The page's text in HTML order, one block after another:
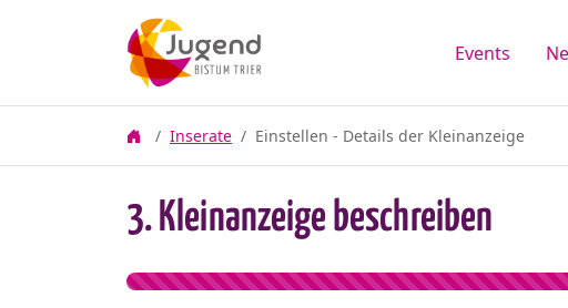
Events
Inserate Einstellen - Details der Kleinanzeige
3. Kleinanzeige beschreiben